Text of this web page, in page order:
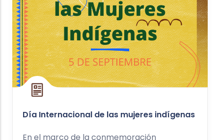
Día Internacional de las mujeres indígenas
En el marco de la conmemoración